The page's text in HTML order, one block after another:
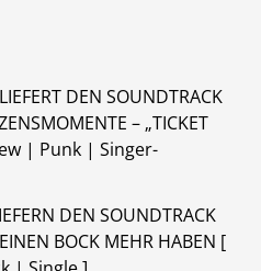
DEN SOUNDTRACK
– „TICKET
| Punk | Singer-
DEN SOUNDTRACK
BOCK MEHR HABEN [